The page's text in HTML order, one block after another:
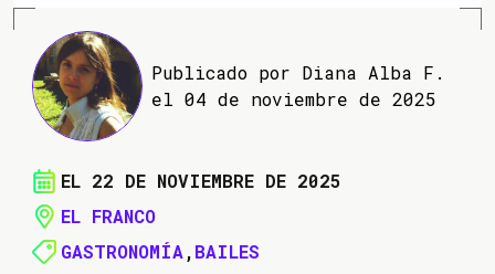
Publicado por Diana Alba F.
el 04 de noviembre de 2025
EL 22 DE NOVIEMBRE DE 2025
EL FRANCO
GASTRONOMÍA,BAILES